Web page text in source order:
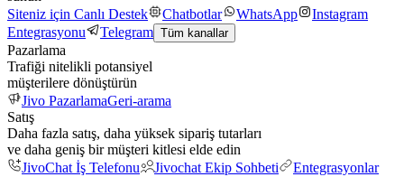
Siteniz için Canlı Destek
Chatbotlar WhatsApp
Instagram
Entegrasyonu
Telegram Tüm kanallar
Pazarlama
Trafiği nitelikli potansiyel
müşterilere dönüştürün
Jivo PazarlamaGeri-arama
Satış
Daha fazla satış, daha yüksek sipariş tutarları
ve daha geniş bir müşteri kitlesi elde edin
JivoChat İş Telefonu
Jivochat Ekip Sohbeti
Entegrasyonlar